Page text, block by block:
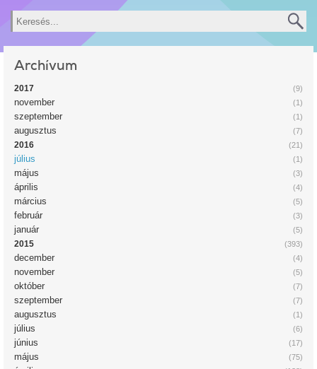
Keresés
Archívum
(9)
2017
(1)
november
(1)
szeptember
(7)
augusztus
(21)
2016
(1)
július
(3)
május
(4)
április
(5)
március
(3)
február
(5)
január
(393)
2015
(4)
december
(5)
november
(7)
október
(7)
szeptember
(1)
augusztus
(6)
július
(17)
június
(75)
május